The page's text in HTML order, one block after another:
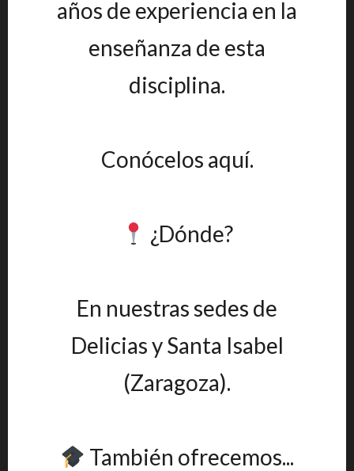
años de experiencia en la
enseñanza de esta
disciplina.
Conócelos aquí.
¿Dónde?
En nuestras sedes de
Delicias y Santa Isabel
(Zaragoza).
También ofrecemos...